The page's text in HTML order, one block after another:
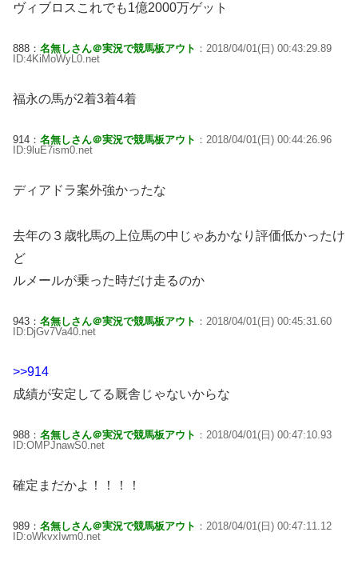
ヴィブロスこれでも1億2000万ゲット
888： 名無しさん＠実況で競馬板アウト ：2018/04/01(日) 00:43:29.89
ID:4KiMoWyL0.net
福永の馬が2着3着4着
914： 名無しさん＠実況で競馬板アウト ：2018/04/01(日) 00:44:26.96
ID:9luE7ism0.net
ディアドラ案外強かったな
去年の３歳牝馬の上位馬の中じゃあかなり評価低かったけ
ど
ルメールが乗った時だけ走るのか
943： 名無しさん＠実況で競馬板アウト ：2018/04/01(日) 00:45:31.60
ID:DjGv7Va40.net
>>914
成績が安定してる厩舎じゃないからな
988： 名無しさん＠実況で競馬板アウト ：2018/04/01(日) 00:47:10.93
ID:OMPJnawS0.net
確定まだかよ！！！！
989： 名無しさん＠実況で競馬板アウト ：2018/04/01(日) 00:47:11.12
ID:oWkvxIwm0.net